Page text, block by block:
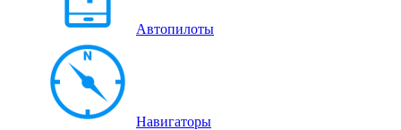
Автопилоты
Навигаторы